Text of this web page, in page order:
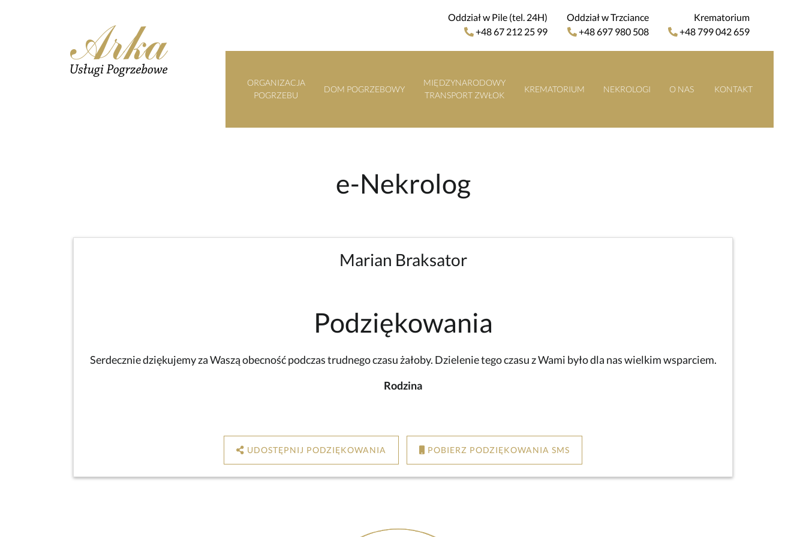
Oddział w Pile (tel. 24H)
+48 67 212 25 99
Oddział w Trzciance
+48 697 980 508
Krematorium
+48 799 042 659
ORGANIZACJA
POGRZEBU
DOM POGRZEBOWY
MIĘDZYNARODOWY
TRANSPORT ZWŁOK
KREMATORIUM NEKROLOGI O NAS KONTAKT
e-Nekrolog
Marian Braksator
Podziękowania
Serdecznie dziękujemy za Waszą obecność podczas trudnego czasu żałoby. Dzielenie tego czasu z Wami było dla nas wielkim wsparciem.
Rodzina
UDOSTĘPNIJ PODZIĘKOWANIA POBIERZ PODZIĘKOWANIA SMS